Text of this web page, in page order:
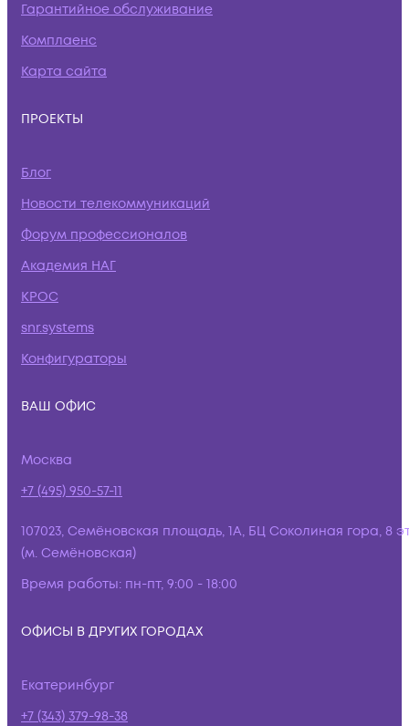
Гарантийное обслуживание
Комплаенс
Карта сайта
ПРОЕКТЫ
Блог
Новости телекоммуникаций
Форум профессионалов
Академия НАГ
КРОС
snr.systems
Конфигураторы
ВАШ ОФИС
Москва
+7 (495) 950-57-11
107023, Семёновская площадь, 1А, БЦ Соколиная гора, 8
(м. Семёновская)
Время работы: пн-пт, 9:00 - 18:00
ОФИСЫ В ДРУГИХ ГОРОДАХ
Екатеринбург
+7 (343) 379-98-38